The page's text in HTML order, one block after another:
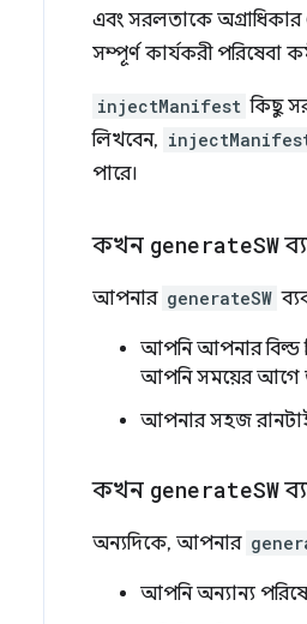
এবং সরলতাকে
সম্পূর্ণ কার্যকরী পরিষেবা
injectManifest কিছু
লিখবেন,
পারে।
কখন generateSW
আপনার generateSW
আপনি আপনার বিল্ড
আপনি সময়ের আগে
আপনার সহজ
কখন generateSW
অন্যদিকে, আপনার
আপনি অন্যান্য